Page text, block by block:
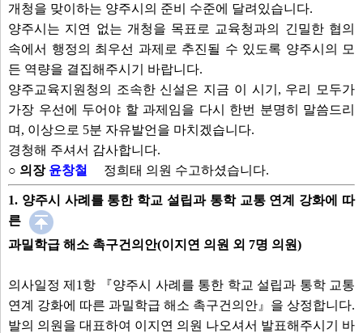
개청을 맞이하는 양주시의 준비 수준에 달려있습니다.
양주시는 지연 없는 개청을 목표로 교육청과의 긴밀한 협의
속에서 행정의 최우선 과제로 추진될 수 있도록 양주시의 모
든 역량을 결집해주시기 바랍니다.
양주교육지원청의 조속한 신설은 지금 이 시기, 우리 모두가
가장 우선에 두어야 할 과제임을 다시 한번 분명히 말씀드리
며, 이상으로 5분 자유발언을 마치겠습니다.
경청해 주셔서 감사합니다.
○ 의장 윤창철 정희태 의원 수고하셨습니다.
1. 양주시 사례를 통한 학교 설립과 통학 교통 연계 강화에 따
른
과밀학급 해소 촉구건의안(이지연 의원 외 7명 의원)
의사일정 제1항 『양주시 사례를 통한 학교 설립과 통학 교통
연계 강화에 따른 과밀학급 해소 촉구건의안』을 상정합니다.
발의 의원을 대표하여 이지연 의원 나오셔서 발표해주시기 바